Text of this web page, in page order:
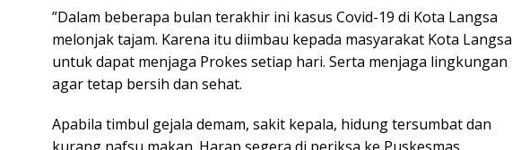
”Dalam beberapa bulan terakhir ini kasus Covid-19 di Kota Langsa
melonjak tajam. Karena itu diimbau kepada masyarakat Kota Langsa
untuk dapat menjaga Prokes setiap hari. Serta menjaga lingkungan
agar tetap bersih dan sehat.
Apabila timbul gejala demam, sakit kepala, hidung tersumbat dan
kurang nafsu makan. Harap segera di periksa ke Puskesmas